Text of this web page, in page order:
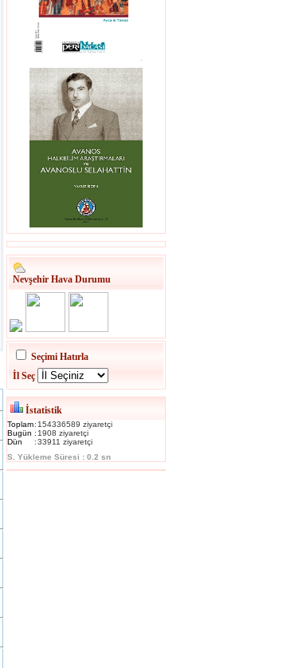
Nevşehir Hava Durumu
Seçimi Hatırla
İl Seç
İstatistik
Toplam: 154336589 ziyaretçi
Bugün : 1908 ziyaretçi
Dün
:33911 ziyaretçi
S. Yükleme Süresi : 0.2 sn